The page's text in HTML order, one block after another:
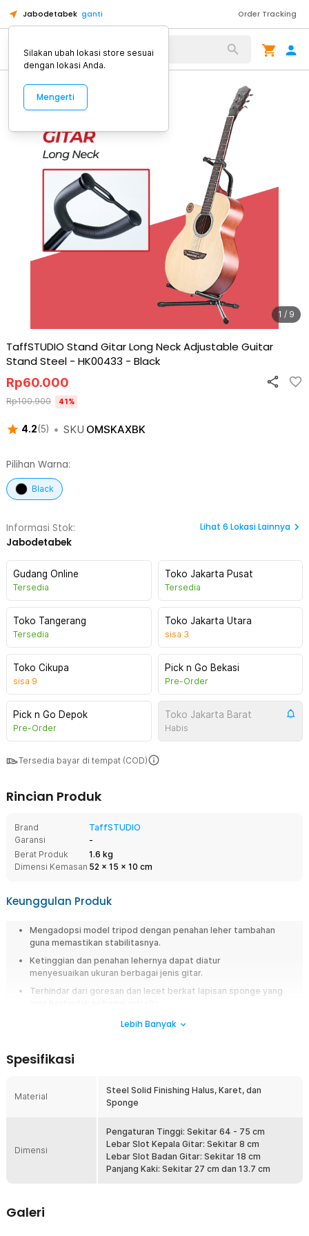
Jabodetabek ganti Order Tracking
Alat Kopi
1 / 9
TaffSTUDIO Stand Gitar Long Neck Adjustable Guitar
Stand Steel - HK00433 - Black
4.2(5) • SKU OMSKAXBK
Rp60.000
Rp100.900 41%
Pilihan Warna:
Black
Informasi Stok:
Jabodetabek
Lihat 6 Lokasi Lainnya
Gudang Online
Tersedia
Toko Jakarta Pusat
Tersedia
Toko Tangerang
Tersedia
Toko Jakarta Utara
sisa 3
Toko Cikupa
sisa 9
Pick n Go Bekasi
Pre-Order
Pick n Go Depok
Pre-Order
Toko Jakarta Barat
Habis
Tersedia bayar di tempat (COD)
Rincian Produk
Brand
TaffSTUDIO
Garansi
-
Berat Produk
1.6 kg
Dimensi Kemasan 52 x 15 x 10 cm
Keunggulan Produk
Mengadopsi model tripod dengan penahan leher tambahan
guna memastikan stabilitasnya.
Ketinggian dan penahan lehernya dapat diatur
menyesuaikan ukuran berbagai jenis gitar.
Terhindar dari goresan dan lecet berkat lapisan sponge yang
Bahan steel lebih unggul dari bahan lainnya. Pasti kuat menahan
Overview
Dilengkapi penyangga leher berbentuk Y, tinggi bisa diatur, serta lapisan
sponge lembut agar gitar bebas lecet. Cocok untuk gitar akustik,
Fitur
Letakkan Gitar dengan Aman
untuk menyimpan gitar kesayangan dalam posisi berdiri agar rapi
sekaligus meminimalkan risiko terinjak atau rusak karena diletakkan
Lebih Banyak
Spesifikasi
Material
Steel Solid Finishing Halus, Karet, dan
Sponge
Dimensi
Pengaturan Tinggi: Sekitar 64 - 75 cm
Lebar Slot Kepala Gitar: Sekitar 8 cm
Lebar Slot Badan Gitar: Sekitar 18 cm
Panjang Kaki: Sekitar 27 cm dan 13.7 cm
Galeri
Silakan ubah lokasi store sesuai
dengan lokasi Anda.
Mengerti